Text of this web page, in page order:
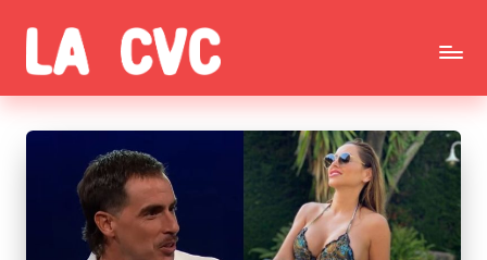
Saltar
al
contenido
C
o
Todas
las
noticias